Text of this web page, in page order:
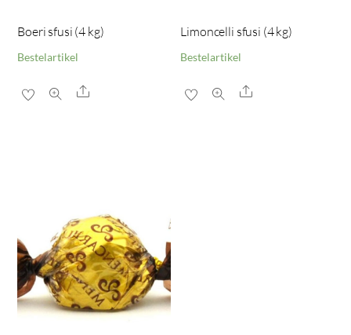
Boeri sfusi (4 kg)
Bestelartikel
Share
Limoncelli sfusi (4 kg)
Bestelartikel
Share